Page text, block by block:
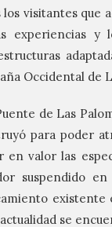
los visitantes que
experiencias y
Occidental de
de Las
para poder
en valor las
suspendido
existente
se